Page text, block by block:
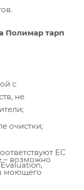
Полимар тарп
с
не
очистки;
– возможно
моющего
ЕС
- в